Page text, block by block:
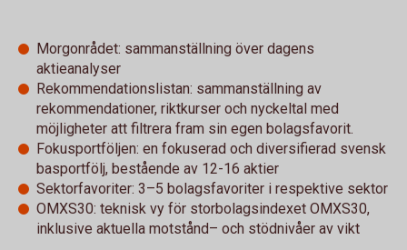
Morgonrådet: sammanställning över dagens
aktieanalyser
Rekommendationslistan: sammanställning av
rekommendationer, riktkurser och nyckeltal med
möjligheter att filtrera fram sin egen bolagsfavorit.
Fokusportföljen: en fokuserad och diversifierad svensk
basportfölj, bestående av 12-16 aktier
Sektorfavoriter: 3–5 bolagsfavoriter i respektive sektor
OMXS30: teknisk vy för storbolagsindexet OMXS30,
inklusive aktuella motstånd– och stödnivåer av vikt